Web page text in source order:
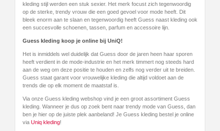
kleding stijl werden een stuk sexier. Het merk focust zich tegenwoordig
op de sterke, trendy vrouw die een goed gevoel voor mode heeft. Dit
bleek enorm aan te slaan en tegenwoordig heeft Guess naast kleding ook
een succesvolle schoenen, tassen, parfum en accessoire lijn.
Guess kleding koop je online bij UniQ!
Het is inmiddels wel duidelijk dat Guess door de jaren heen haar sporen
heeft verdient in de mode-industrie en het merk timmert nog steeds hard
aan de weg om deze positie te houden en zelfs nog verder uit te breiden.
Guess staat garant voor vrouwelijke kleding die altijd voldoet aan de
trends die op elk moment de maatstaf is.
Via onze Guess kleding webshop vind je een groot assortiment Guess
kleding. Wanneer je dus op zoek bent naar trendy mode van Guess, dan
ben je hier op de juiste plek aanbeland! Je Guess kleding bestel je online
via Uniq kleding!